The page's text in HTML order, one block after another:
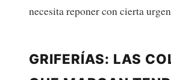
necesita reponer con cierta
GRIFERÍAS: LAS